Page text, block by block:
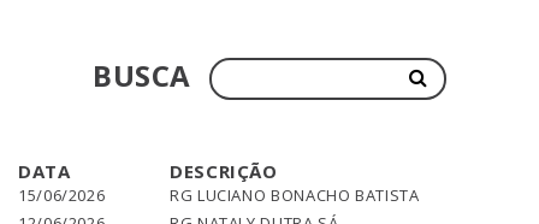
BUSCA
DATA DESCRIÇÃO
15/06/2026
RG LUCIANO BONACHO BATISTA